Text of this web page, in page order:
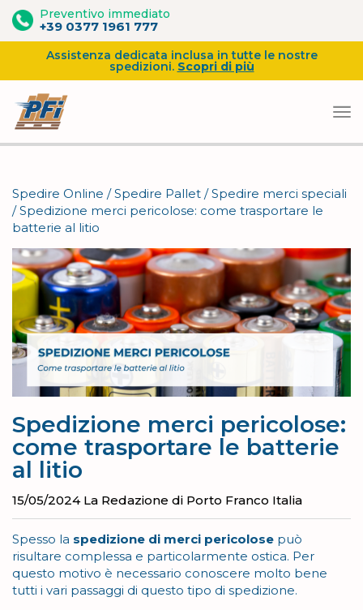
contenuto
Preventivo immediato
+39 0377 1961 777
Assistenza dedicata inclusa in tutte le nostre
spedizioni. Scopri di più
Spedire Online /Spedire Pallet /Spedire merci speciali
/Spedizione merci pericolose: come trasportare le
batterie al litio
Spedizione merci pericolose:
come trasportare le batterie
al litio
15/05/2024 La Redazione di Porto Franco Italia
Spesso la spedizione di merci pericolose può
risultare complessa e particolarmente ostica. Per
questo motivo è necessario conoscere molto bene
tutti i vari passaggi di questo tipo di spedizione.